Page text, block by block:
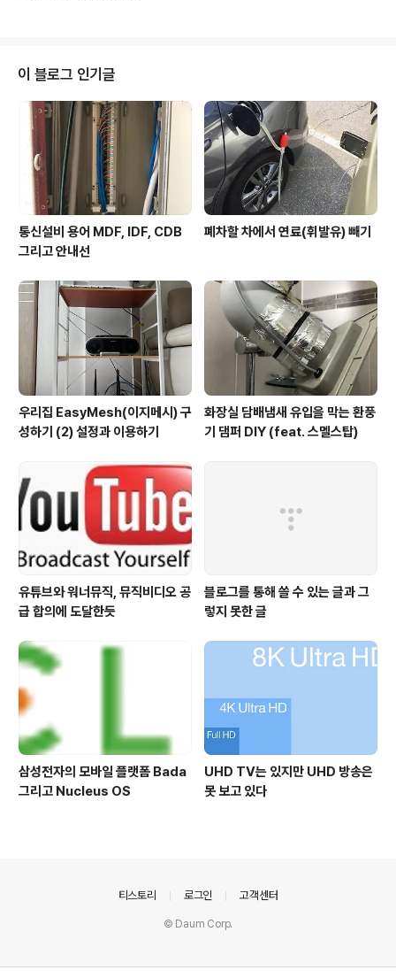
이 블로그 인기글
통신설비 용어 MDF, IDF, CDB
그리고 안내선
폐차할 차에서 연료(휘발유) 빼기
우리집 EasyMesh(이지메시) 구
성하기 (2) 설정과 이용하기
화장실 담배냄새 유입을 막는 환풍
기 댐퍼 DIY (feat. 스멜스탑)
유튜브와 워너뮤직, 뮤직비디오 공
급 합의에 도달한듯
블로그를 통해 쓸 수 있는 글과 그
렇지 못한 글
삼성전자의 모바일 플랫폼 Bada
그리고 Nucleus OS
UHD TV는 있지만 UHD 방송은
못 보고 있다
티스토리 로그인 고객센터
© Daum Corp.